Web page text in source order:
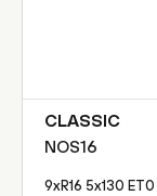
CLASSIC
NOS16
9xR16 5x130 ET0